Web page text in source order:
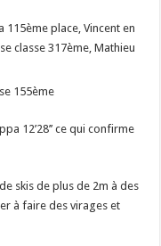
115ème place, Vincent en
se classe 317ème, Mathieu
155ème
12’28’’ ce qui confirme
skis de plus de 2m à des
à faire des virages et